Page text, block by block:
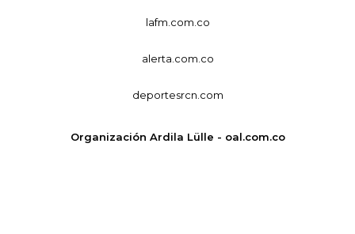
lafm.com.co
alerta.com.co
deportesrcn.com
Organización Ardila Lülle - oal.com.co